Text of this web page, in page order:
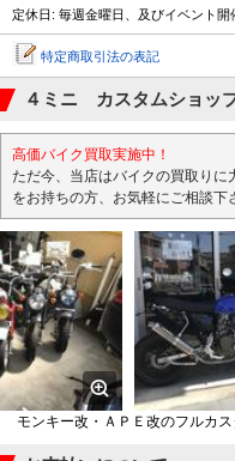
定休日: 毎週金曜日、及びイベント開
特定商取引法の表記
４ミニ カスタムショッ
高価バイク買取実施中！
ただ今、当店はバイクの買取りに
をお持ちの方、お気軽にご相談下
モンキー改・ＡＰＥ改のフルカ